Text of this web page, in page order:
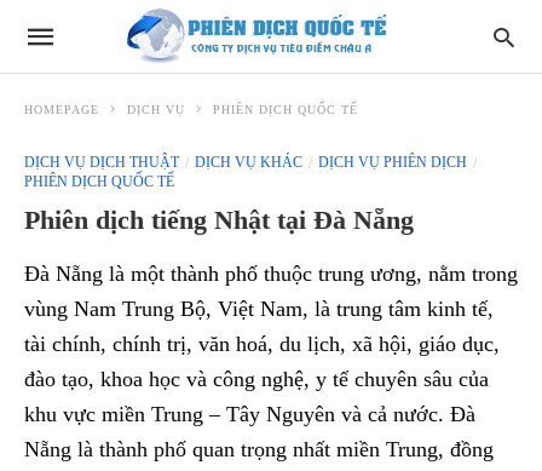
HOMEPAGE DỊCH VỤ PHIÊN DỊCH QUỐC TẾ
DỊCH VỤ DỊCH THUẬT DỊCH VỤ KHÁC
DỊCH VỤ PHIÊN DỊCH
PHIÊN DỊCH QUỐC TẾ
Phiên dịch tiếng Nhật tại Đà Nẵng
Đà Nẵng là một thành phố thuộc trung ương, nằm trong
vùng Nam Trung Bộ, Việt Nam, là trung tâm kinh tế,
tài chính, chính trị, văn hoá, du lịch, xã hội, giáo dục,
đào tạo, khoa học và công nghệ, y tế chuyên sâu của
khu vực miền Trung – Tây Nguyên và cả nước. Đà
Nẵng là thành phố quan trọng nhất miền Trung, đồng